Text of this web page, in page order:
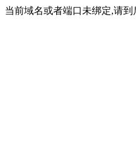
当前域名或者端口未绑定,请